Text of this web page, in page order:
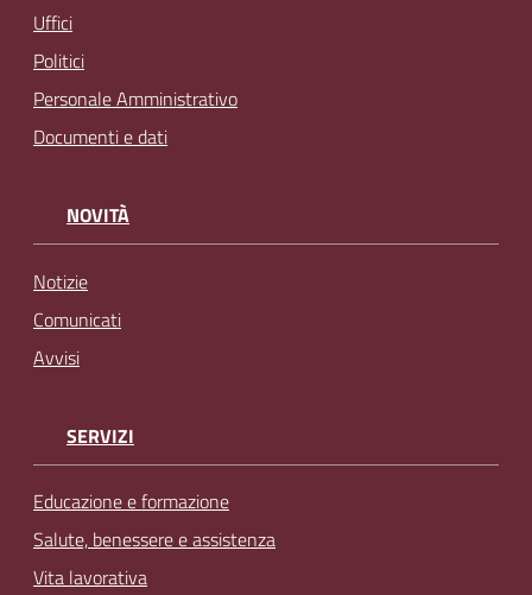
Uffici
Politici
Personale Amministrativo
Documenti e dati
NOVITÀ
Notizie
Comunicati
Avvisi
SERVIZI
Educazione e formazione
Salute, benessere e assistenza
Vita lavorativa